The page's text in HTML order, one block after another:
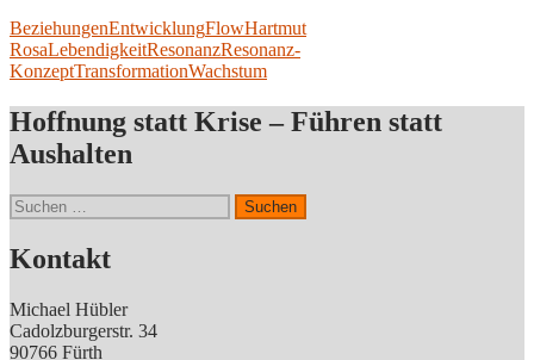
BeziehungenEntwicklungFlowHartmut
RosaLebendigkeitResonanzResonanz-
KonzeptTransformationWachstum
Hoffnung statt Krise – Führen statt
Aushalten
Suchen
nach:
Kontakt
Michael Hübler
Cadolzburgerstr. 34
90766 Fürth